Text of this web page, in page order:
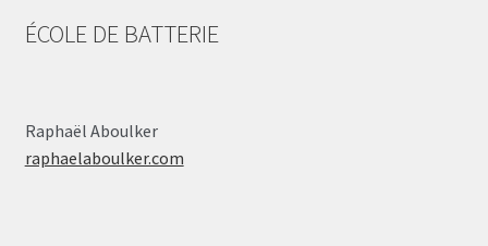
ÉCOLE DE BATTERIE
Raphaël Aboulker
raphaelaboulker.com